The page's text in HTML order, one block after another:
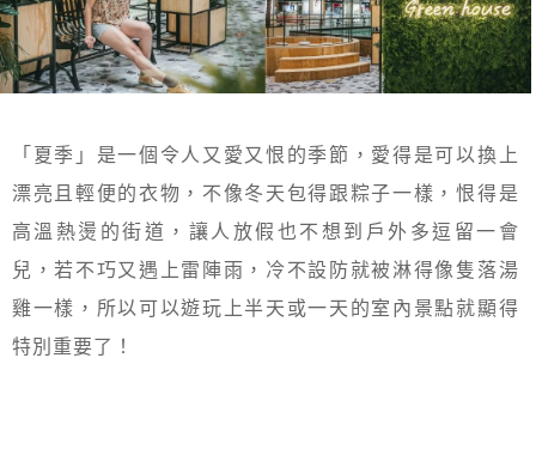
「夏季」是一個令人又愛又恨的季節，愛得是可以換上
漂亮且輕便的衣物，不像冬天包得跟粽子一樣，恨得是
高溫熱燙的街道，讓人放假也不想到戶外多逗留一會
兒，若不巧又遇上雷陣雨，冷不設防就被淋得像隻落湯
雞一樣，所以可以遊玩上半天或一天的室內景點就顯得
特別重要了！